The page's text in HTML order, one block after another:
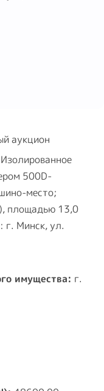
аукцион
Изолированное
500D-
место;
площадью 13,0
г. Минск, ул.
имущества: г.